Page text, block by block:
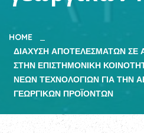
HOME
ΔΙΆΧΥΣΗ ΑΠΟΤΕΛΕΣΜΆΤΩΝ ΣΕ
ΣΤΗΝ ΕΠΙΣΤΗΜΟΝΙΚΉ
ΝΈΩΝ ΤΕΧΝΟΛΟΓΙΏΝ ΓΙΑ ΤΗΝ
ΓΕΩΡΓΙΚΏΝ ΠΡΟΪΌΝΤΩΝ